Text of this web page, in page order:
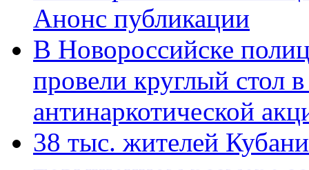
Анонс публикации
В Новороссийске
провели круглый стол
антинаркотической
38 тыс. жителей